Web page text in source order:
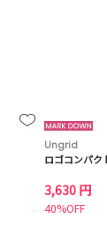
Ungrid
ロゴコンパク
3,630 円
40%OFF